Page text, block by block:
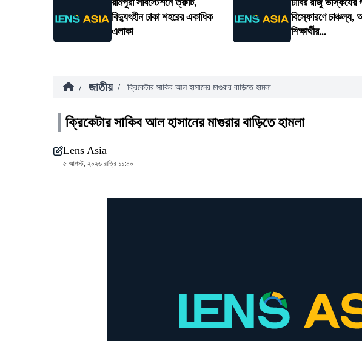
রামপুরা সাবস্টেশনে ত্রুটি,
বিদ্যুৎহীন ঢাকা শহরের একাধিক
এলাকা
ঢাবির রাজু ভাস্কর্যের
বিস্ফোরণে
শিক্ষার্থীর...
/ জাতীয় / ক্রিকেটার সাকিব আল হাসানের মাগুরার বাড়িতে হামলা
ক্রিকেটার সাকিব আল হাসানের মাগুরার বাড়িতে হামলা
Lens Asia
৫ আগস্ট, ২০২৬ রাত্রি ১১:০০